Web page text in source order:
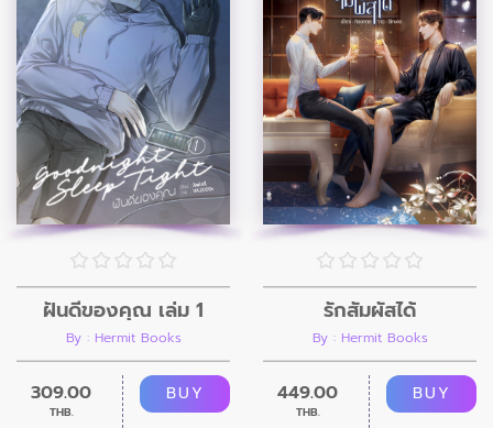
ฝันดีของคุณ เล่ม 1
By : Hermit Books
309.00
THB.
BUY
รักสัมผัสได้
By : Hermit Books
449.00
THB.
BUY